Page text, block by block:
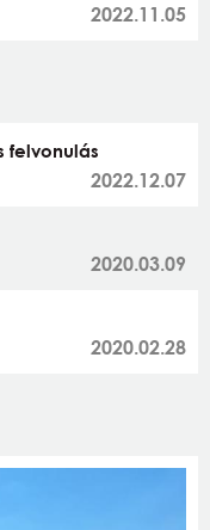
2022.11.05
felvonulás
2022.12.07
2020.03.09
2020.02.28